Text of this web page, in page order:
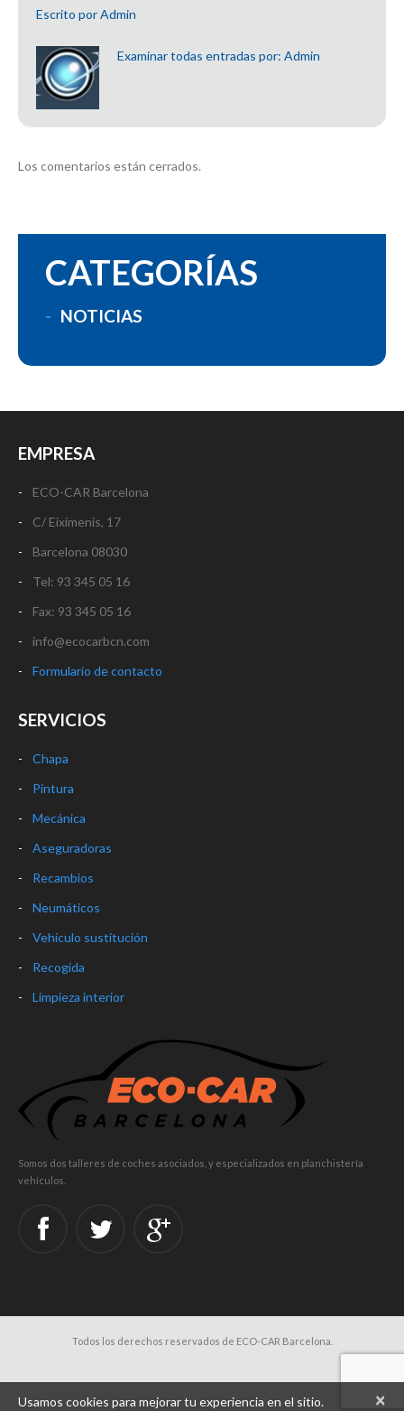
Escrito porAdmin
Examinar todas entradas por: Admin
Los comentarios están cerrados.
CATEGORÍAS
NOTICIAS
EMPRESA
ECO-CAR Barcelona
C/ Eiximenis, 17
Barcelona 08030
Tel: 93 345 05 16
Fax: 93 345 05 16
info@ecocarbcn.com
Formulario de contacto
SERVICIOS
Chapa
Pintura
Mecánica
Aseguradoras
Recambios
Neumáticos
Vehículo sustitución
Recogida
Limpieza interior
Somos dos talleres de coches asociados, y especializados en planchistería
vehículos.
Todos los derechos reservados de ECO-CAR Barcelona.
×
Usamos cookies para mejorar tu experiencia en el sitio.